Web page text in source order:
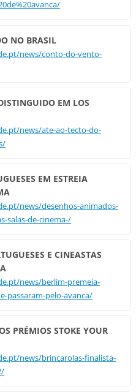
NO BRASIL
news/conto-do-vento-
EM LOS
news/ate-ao-tecto-do-
EM ESTREIA
news/desenhos-animados-
salas-de-cinema-/
E CINEASTAS
news/berlim-premeia-
passaram-pelo-avanca/
PRÉMIOS STOKE YOUR
news/brincarolas-finalista-